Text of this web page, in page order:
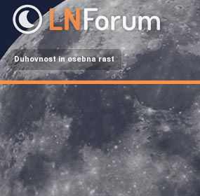
Duhovnost in osebna rast